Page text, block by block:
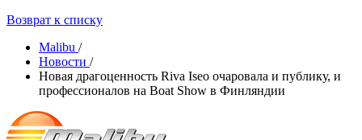
Возврат к списку
Malibu /
Новости /
Новая драгоценность Riva Iseo очаровала и публику, и
профессионалов на Boat Show в Финляндии